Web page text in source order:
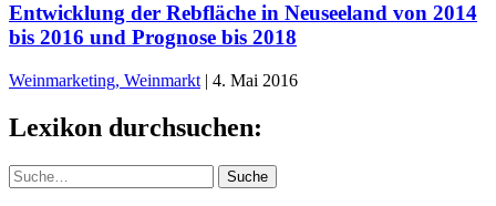
Entwicklung der Rebfläche in Neuseeland von 2014
bis 2016 und Prognose bis 2018
Weinmarketing, Weinmarkt | 4. Mai 2016
Lexikon durchsuchen:
Suche Suche